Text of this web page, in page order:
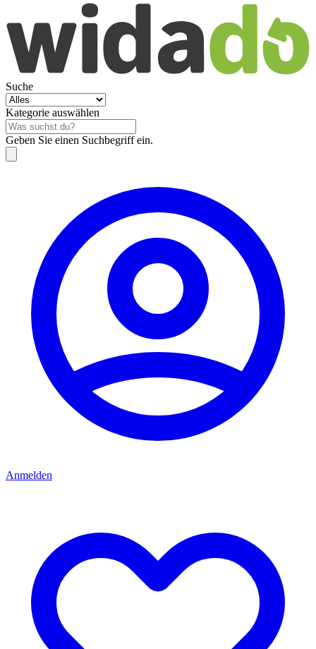
Suche
Kategorie auswählen
Geben Sie einen Suchbegriff ein.
Anmelden